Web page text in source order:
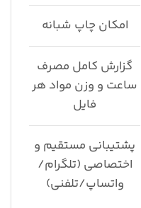
امکان چاپ شبانه
گزارش کامل مصرف
ساعت و وزن مواد هر
فایل
پشتیبانی مستقیم و
اختصاصی (تلگرام/
واتساپ/تلفنی)